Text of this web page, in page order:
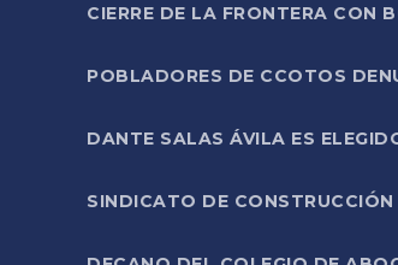
CIERRE DE LA FRONTERA CON
POBLADORES DE CCOTOS
DANTE SALAS ÁVILA ES
SINDICATO DE